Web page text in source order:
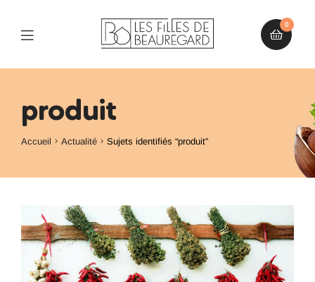
0
produit
Accueil Actualité Sujets identifiés “produit”